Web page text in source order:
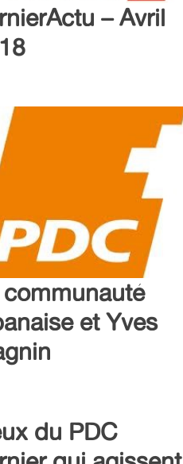
– Avril
communauté
et Yves
du PDC